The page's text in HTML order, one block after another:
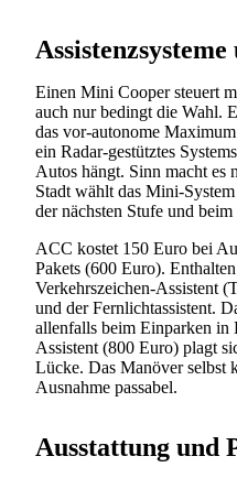
Einen Mini Cooper steuert
auch nur bedingt die Wahl.
das vor-autonome
ein Radar-gestütztes
Autos hängt. Sinn macht es
Stadt wählt das Mini-
der nächsten Stufe und
ACC kostet 150 Euro bei
Pakets (600 Euro).
Verkehrszeichen-Assistent
und der Fernlichtassistent.
allenfalls beim Einparken in
Assistent (800 Euro) plagt
Lücke. Das Manöver selbst
Ausnahme passabel.
Ausstattung und